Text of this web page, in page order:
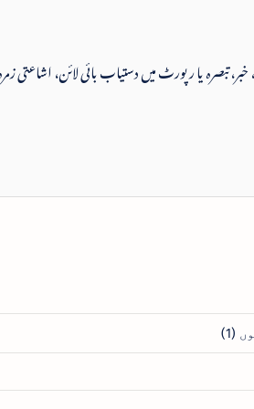
خبر، تبصرہ یا رپورٹ میں دستیاب بائی لائن، اشاعتی